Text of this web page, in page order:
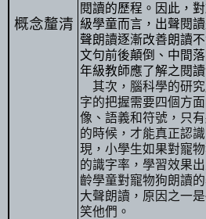
概念釐清
閱讀的歷程。因此，
級學童而言，出聲閱
聲朗讀逐漸改善朗讀
文句前後顛倒、中間
年級教師應了解之閱
其次，腦科學的研
字的把握需要四個方
像、語義和符號，只
的時候，才能真正認
現，小學生如果對寵
的識字率，學習效果
齡學童對寵物狗朗讀
大聲朗讀，原因之一是
笑他們。